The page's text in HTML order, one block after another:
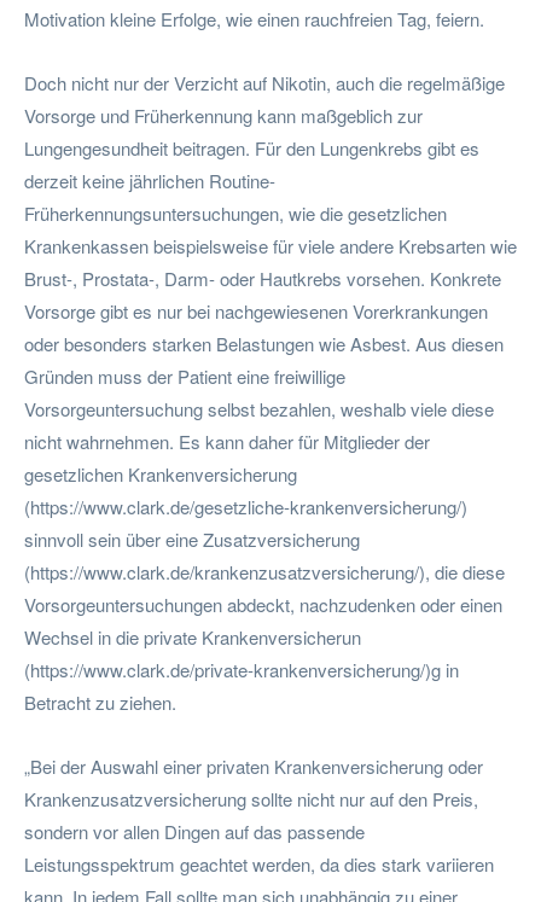
Motivation kleine Erfolge, wie einen rauchfreien Tag, feiern.
Doch nicht nur der Verzicht auf Nikotin, auch die regelmäßige
Vorsorge und Früherkennung kann maßgeblich zur
Lungengesundheit beitragen. Für den Lungenkrebs gibt es
derzeit keine jährlichen Routine-
Früherkennungsuntersuchungen, wie die gesetzlichen
Krankenkassen beispielsweise für viele andere Krebsarten wie
Brust-, Prostata-, Darm- oder Hautkrebs vorsehen. Konkrete
Vorsorge gibt es nur bei nachgewiesenen Vorerkrankungen
oder besonders starken Belastungen wie Asbest. Aus diesen
Gründen muss der Patient eine freiwillige
Vorsorgeuntersuchung selbst bezahlen, weshalb viele diese
nicht wahrnehmen. Es kann daher für Mitglieder der
gesetzlichen Krankenversicherung
(https://www.clark.de/gesetzliche-krankenversicherung/)
sinnvoll sein über eine Zusatzversicherung
(https://www.clark.de/krankenzusatzversicherung/), die diese
Vorsorgeuntersuchungen abdeckt, nachzudenken oder einen
Wechsel in die private Krankenversicherun
(https://www.clark.de/private-krankenversicherung/)g in
Betracht zu ziehen.
„Bei der Auswahl einer privaten Krankenversicherung oder
Krankenzusatzversicherung sollte nicht nur auf den Preis,
sondern vor allen Dingen auf das passende
Leistungsspektrum geachtet werden, da dies stark variieren
kann. In jedem Fall sollte man sich unabhängig zu einer